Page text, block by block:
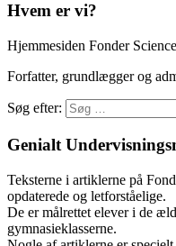
Hvem er vi?
Hjemmesiden Fonder
Forfatter, grundlægger og
Søg efter:
Genialt
Teksterne i artiklerne på
opdaterede og letforståelige.
De er målrettet elever i de
gymnasieklasserne.